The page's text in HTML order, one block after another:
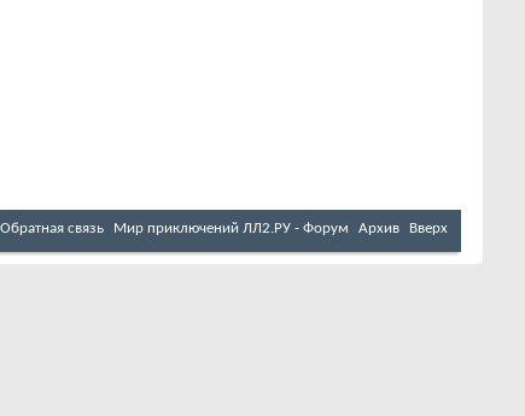
Обратная связь Мир приключений ЛЛ2.РУ - Форум Архив Вверх